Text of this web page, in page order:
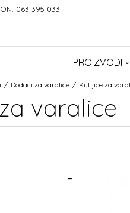
063 395 033
PROIZVODI
Dodaci za varalice Kutijice za
varalice